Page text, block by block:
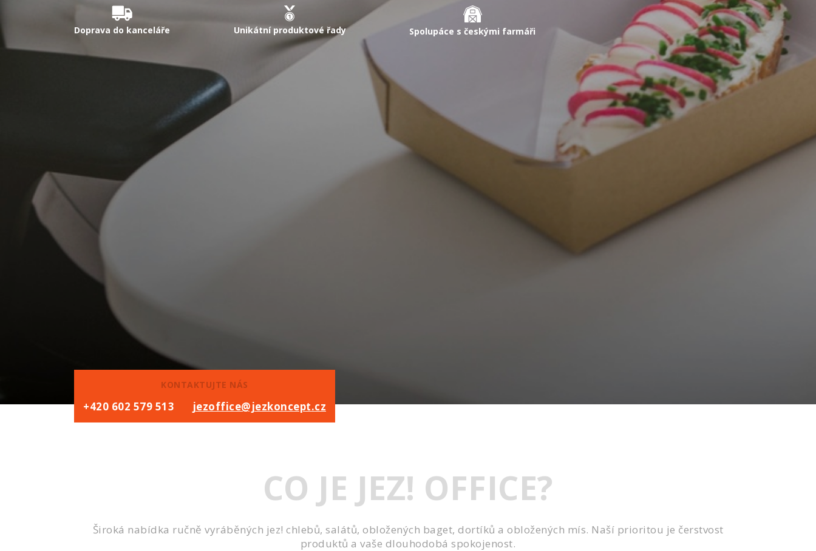
Doprava do kanceláře Unikátní produktové řady Spolupáce s českými farmáři
KONTAKTUJTE NÁS
+420 602 579 513 jezoffice@jezkoncept.cz
CO JE JEZ! OFFICE?
Široká nabídka ručně vyráběných jez! chlebů, salátů, obložených baget, dortíků a obložených mís. Naší prioritou je čerstvost
produktů a vaše dlouhodobá spokojenost.